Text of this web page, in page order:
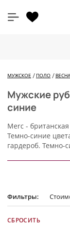
МУЖСКОЕ ПОЛО ВЕСНА
Мужские
синие
Merc -
Темно-синие
гардероб. Темно-
Фильтры: